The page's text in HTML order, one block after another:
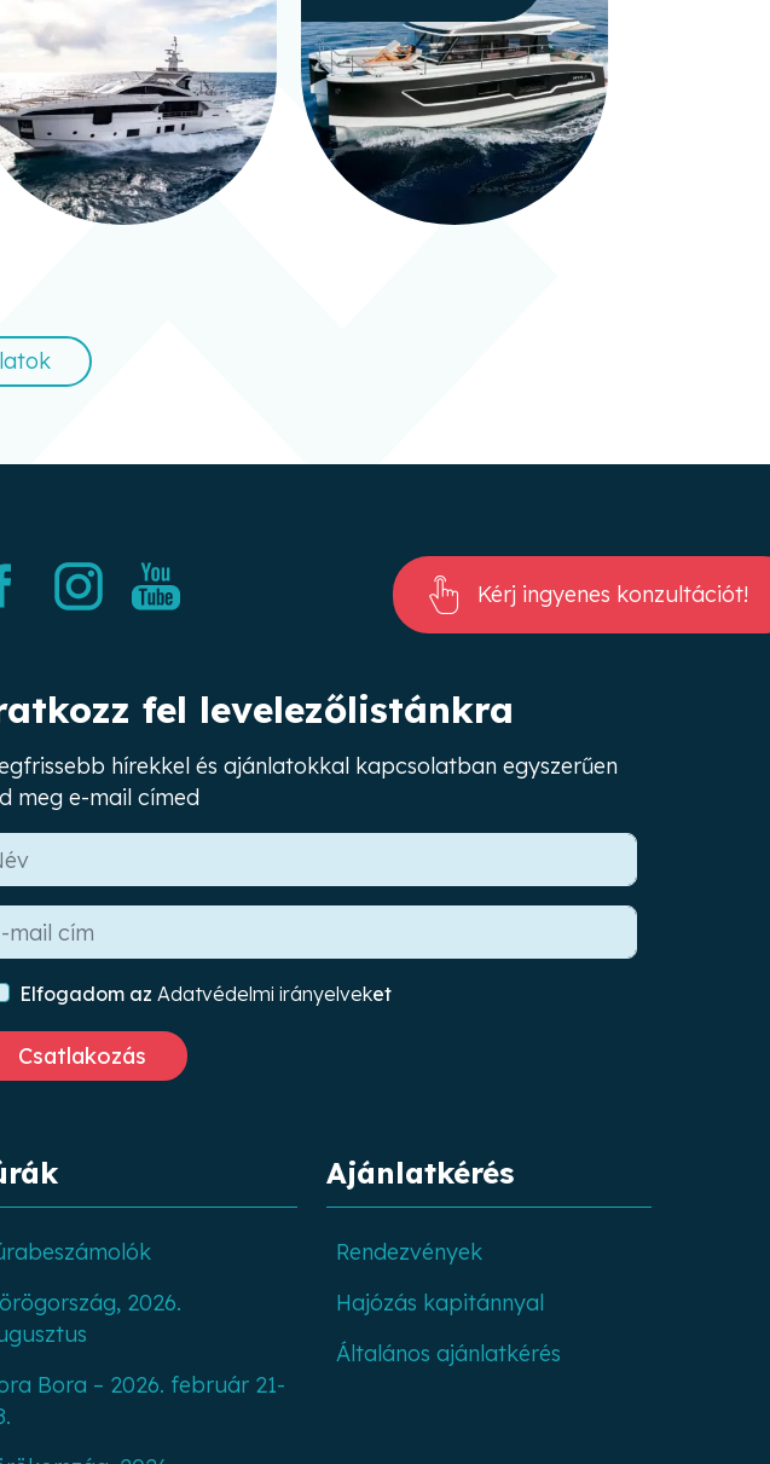
Kérj ingyenes konzultációt!
fel levelezőlistánkra
hírekkel és ajánlatokkal kapcsolatban egyszerűen
meg e-mail címed
Elfogadom azAdatvédelmi irányelveket
2026.
Bora – 2026. február 21-
Ajánlatkérés
Rendezvények
Hajózás kapitánnyal
Általános ajánlatkérés